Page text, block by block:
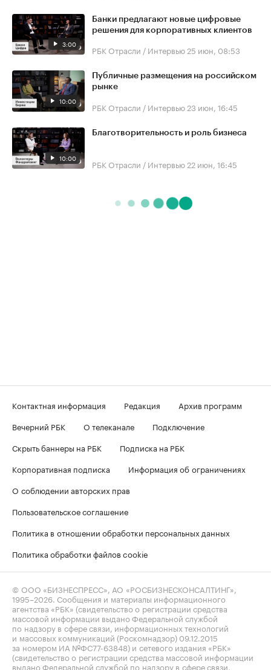
3:00
Банки предлагают новые цифровые
решения для корпоративных клиентов
РБК Отрасли / Интервью 25 июн, 08:53
10:00
Публичные размещения на российском
рынке
РБК Отрасли / Интервью 23 июн, 16:45
10:00
Благотворительность и роль бизнеса
РБК Отрасли / Интервью 22 июн, 16:45
Контактная информация Редакция
Архив программ
Вечерний РБК
О телеканале
Подключение
Скрыть баннеры на РБК
Подписка на РБК
Корпоративная подписка
Информация об ограничениях
О соблюдении авторских прав
Пользовательское соглашение
Политика в отношении обработки персональных данных
Политика обработки файлов cookie
© ООО «БИЗНЕСПРЕСС», АО «РОСБИЗНЕСКОНСАЛТИНГ»,
1995–2026 . Сообщения и материалы информационного
агентства «РБК» (свидетельство о регистрации средства
массовой информации выдано Федеральной службой
по надзору в сфере связи, информационных технологий
и массовых коммуникаций (Роскомнадзор) 09.12.2015
за номером ИА №ФС77-63848) и сетевого издания «РБК»
(свидетельство о регистрации средства массовой информации
выдано Федеральной службой по надзору в сфере связи,